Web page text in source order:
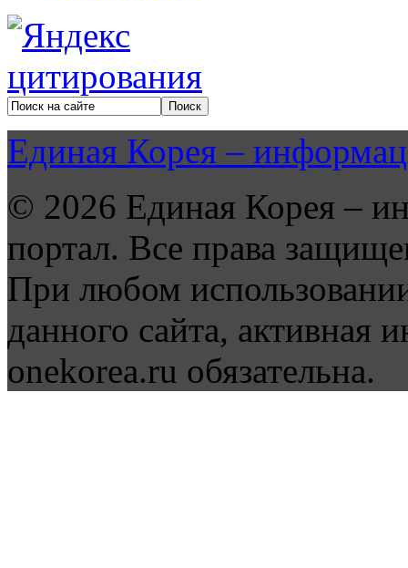
Единая Корея –
© 2026 Единая Корея –
портал. Все права
При любом
данного сайта, активная
onekorea.ru обязательна.